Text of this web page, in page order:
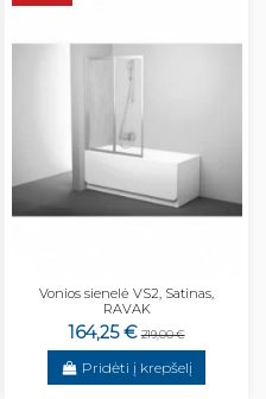
Vonios sienelė VS2, Satinas,
RAVAK
164,25 € 219,00 €
Pridėti į krepšelį